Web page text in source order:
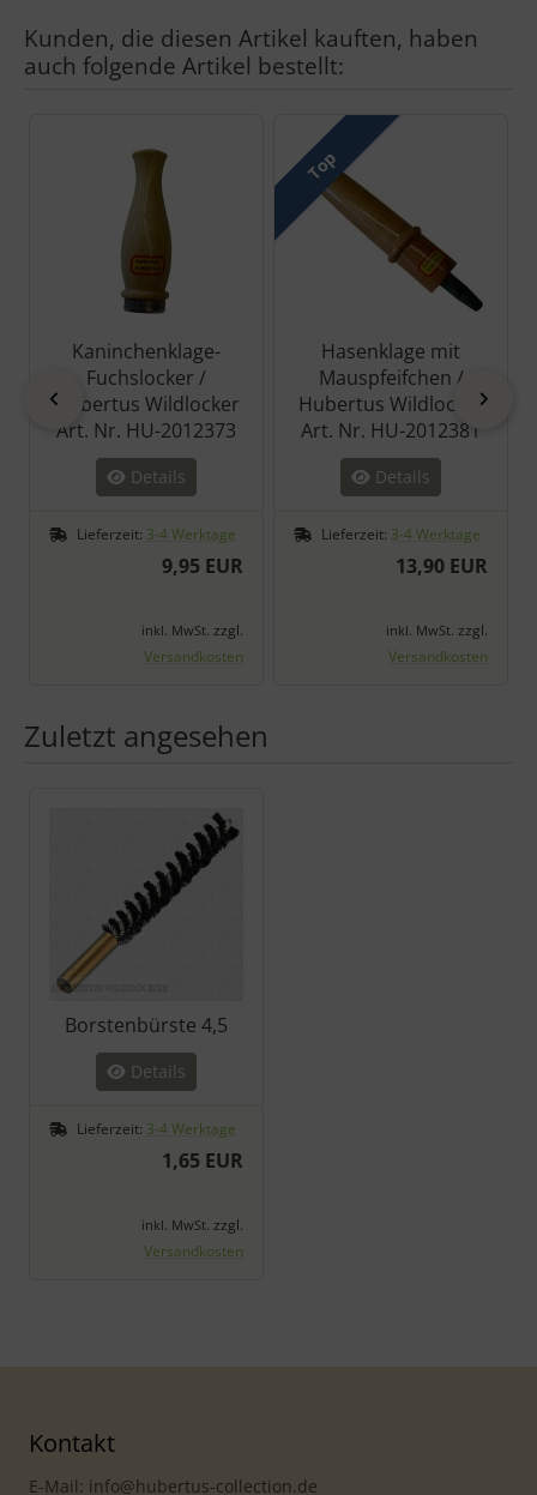
Kunden, die diesen Artikel kauften, haben
auch folgende Artikel bestellt:
Es folgt ein Produktslider - navigieren Sie mit der Tab-Taste
zurück
Kaninchenklage-
Fuchslocker /
Hubertus Wildlocker
Art. Nr. HU-2012373
Details
Lieferzeit: 3-4 Werktage
9,95 EUR
inkl. MwSt. zzgl.
Versandkosten
Top
Hasenklage mit
Mauspfeifchen /
Hubertus Wildlocker
Art. Nr. HU-2012381
Details
Lieferzeit: 3-4 Werktage
13,90 EUR
inkl. MwSt. zzgl.
Versandkosten
Zuletzt angesehen
Borstenbürste 4,5
Details
Lieferzeit: 3-4 Werktage
1,65 EUR
inkl. MwSt. zzgl.
Versandkosten
Kontakt
E-Mail: info@hubertus-collection.de